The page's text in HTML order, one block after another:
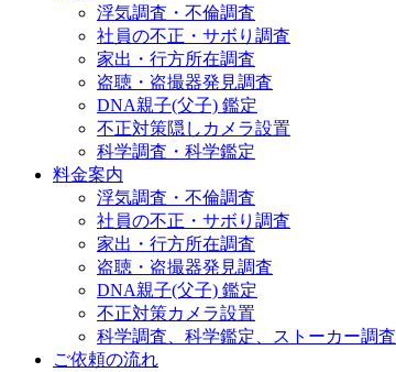
浮気調査・不倫調査
社員の不正・サボり調査
家出・行方所在調査
盗聴・盗撮器発見調査
DNA親子(父子) 鑑定
不正対策隠しカメラ設置
科学調査・科学鑑定
料金案内
浮気調査・不倫調査
社員の不正・サボり調査
家出・行方所在調査
盗聴・盗撮器発見調査
DNA親子(父子) 鑑定
不正対策カメラ設置
科学調査、科学鑑定、ストーカー調査
ご依頼の流れ